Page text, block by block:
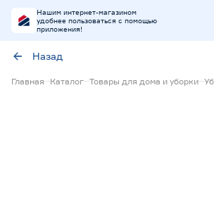
Нашим интернет-магазином
удобнее пользоваться с помощью
приложения!
Назад
Главная Каталог Товары для дома и уборки